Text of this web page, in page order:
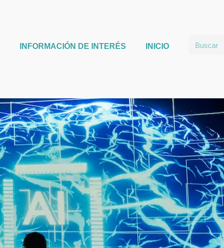
INFORMACIÓN DE INTERÉS INICIO